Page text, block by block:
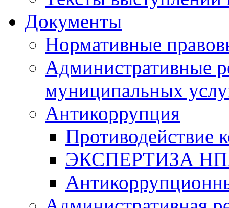
Документы
Нормативные
Административные
муниципальных
Антикоррупция
Противодействие
ЭКСПЕРТИЗА